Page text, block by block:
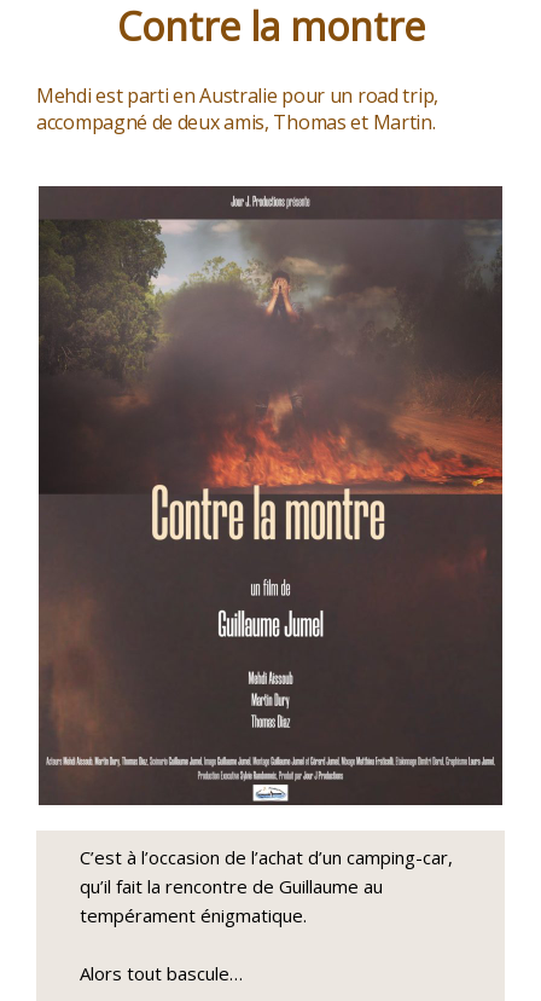
Contre la montre
Mehdi est parti en Australie pour un road trip,
accompagné de deux amis, Thomas et Martin.
C’est à l’occasion de l’achat d’un camping-car,
qu’il fait la rencontre de Guillaume au
tempérament énigmatique.
Alors tout bascule…